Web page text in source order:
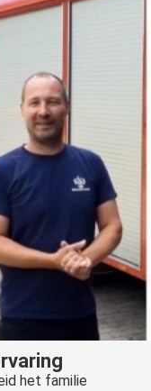
het familie